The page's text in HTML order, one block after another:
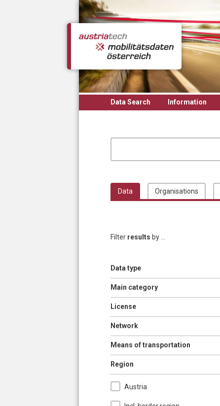
Data Search Information
Data Organisations
Filter results by ...
Show
Data type
Show
Main category
Show
License
Show
Network
Show
Means of transportation
Hide
Region
Austria
Pages